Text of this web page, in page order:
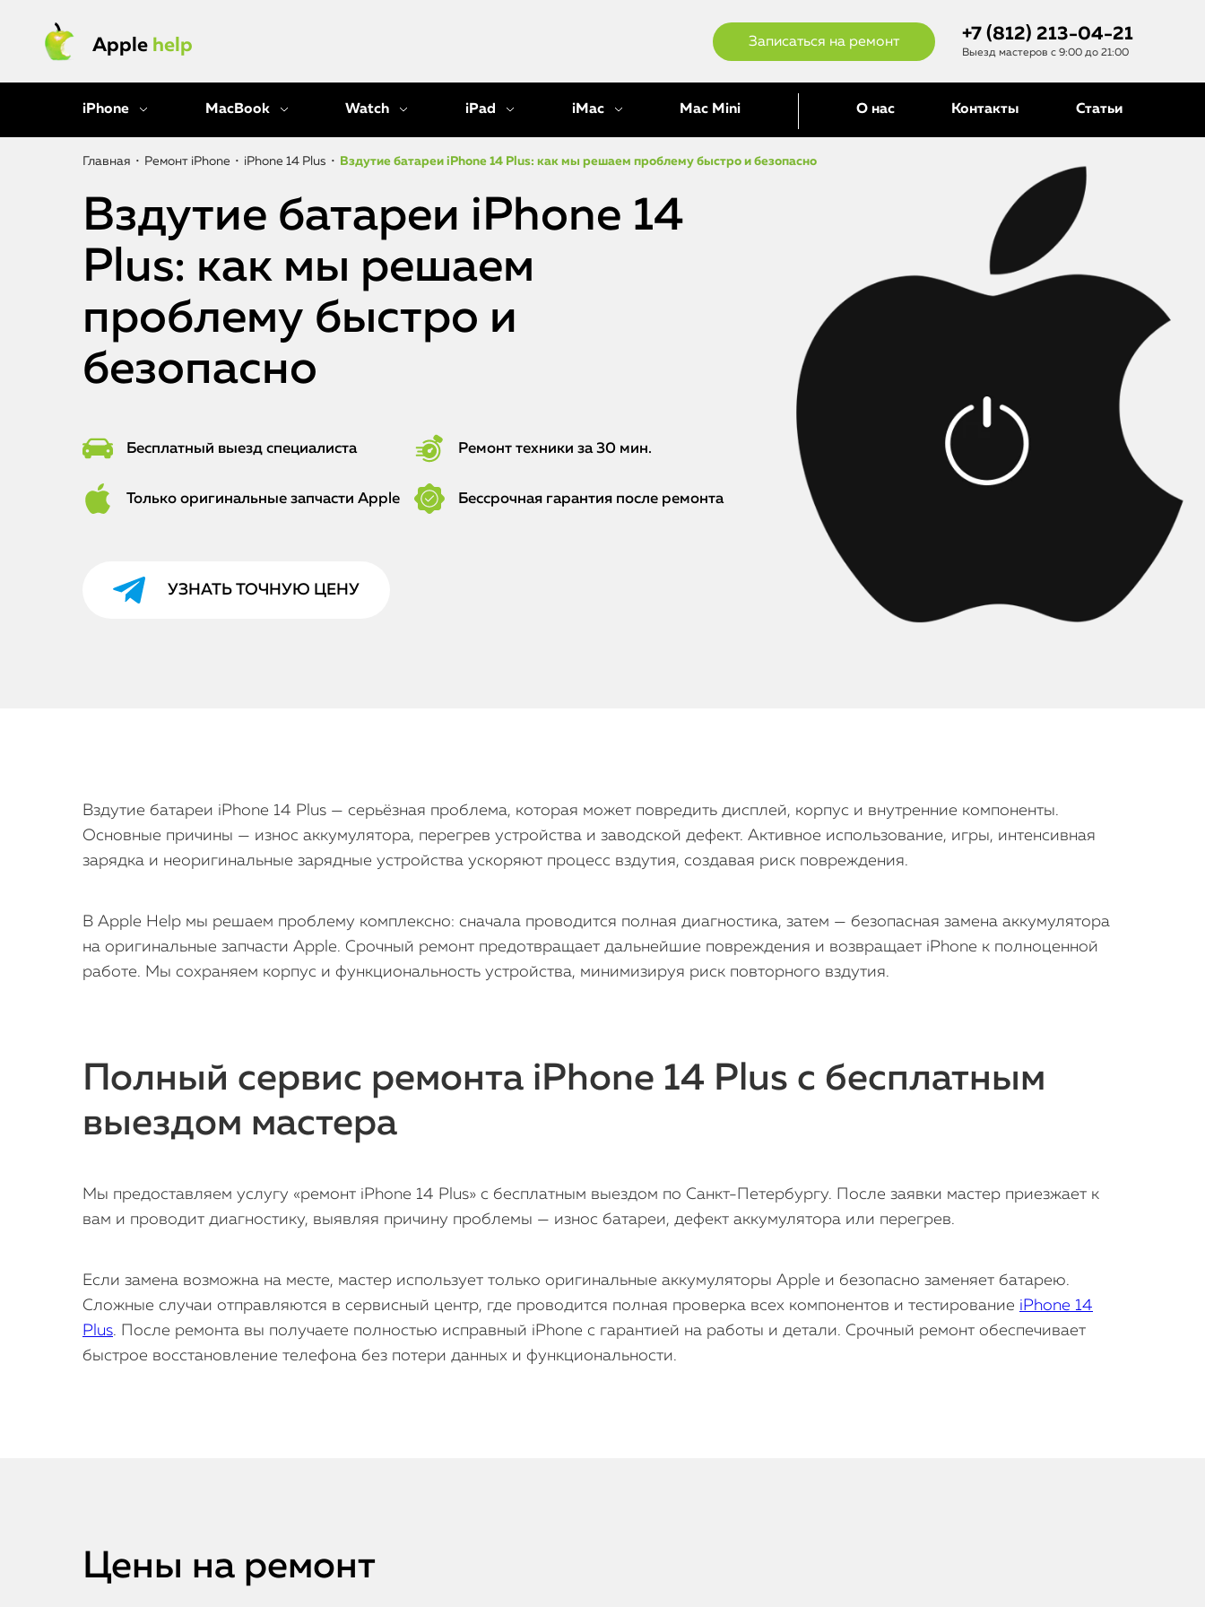
Apple help Записаться на ремонт +7 (812) 213-04-21
Выезд мастеров с 9:00 до 21:00
iPhone MacBook Watch iPad iMac Mac Mini О нас Контакты Статьи
Главная • Ремонт iPhone • iPhone 14 Plus • Вздутие батареи iPhone 14 Plus: как мы решаем проблему быстро и безопасно
Вздутие батареи iPhone 14
Plus: как мы решаем
проблему быстро и
безопасно
Бесплатный выезд специалиста Ремонт техники за 30 мин.
Только оригинальные запчасти Apple Бессрочная гарантия после ремонта
УЗНАТЬ ТОЧНУЮ ЦЕНУ
Вздутие батареи iPhone 14 Plus — серьёзная проблема, которая может повредить дисплей, корпус и внутренние компоненты.
Основные причины — износ аккумулятора, перегрев устройства и заводской дефект. Активное использование, игры, интенсивная
зарядка и неоригинальные зарядные устройства ускоряют процесс вздутия, создавая риск повреждения.
В Apple Help мы решаем проблему комплексно: сначала проводится полная диагностика, затем — безопасная замена аккумулятора
на оригинальные запчасти Apple. Срочный ремонт предотвращает дальнейшие повреждения и возвращает iPhone к полноценной
работе. Мы сохраняем корпус и функциональность устройства, минимизируя риск повторного вздутия.
Полный сервис ремонта iPhone 14 Plus с бесплатным
выездом мастера
Мы предоставляем услугу «ремонт iPhone 14 Plus» с бесплатным выездом по Санкт-Петербургу. После заявки мастер приезжает к
вам и проводит диагностику, выявляя причину проблемы — износ батареи, дефект аккумулятора или перегрев.
Если замена возможна на месте, мастер использует только оригинальные аккумуляторы Apple и безопасно заменяет батарею.
Сложные случаи отправляются в сервисный центр, где проводится полная проверка всех компонентов и тестирование iPhone 14
Plus. После ремонта вы получаете полностью исправный iPhone с гарантией на работы и детали. Срочный ремонт обеспечивает
быстрое восстановление телефона без потери данных и функциональности.
Цены на ремонт